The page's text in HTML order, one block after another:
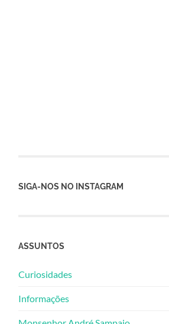
SIGA-NOS NO INSTAGRAM
ASSUNTOS
Curiosidades
Informações